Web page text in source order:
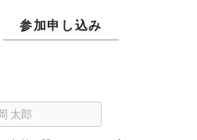
参加申し込み